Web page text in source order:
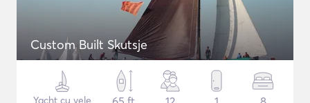
Custom Built Skutsje
Yacht cu vele